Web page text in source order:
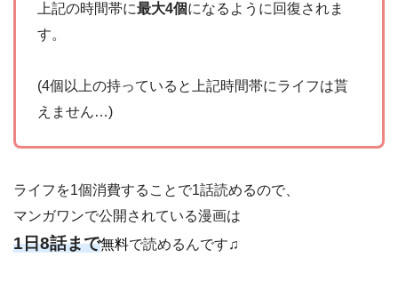
上記の時間帯に最大4個になるように回復されま
す。
(4個以上の持っていると上記時間帯にライフは貰
えません…)
ライフを1個消費することで1話読めるので、
マンガワンで公開されている漫画は
1日8話まで無料で読めるんです♫